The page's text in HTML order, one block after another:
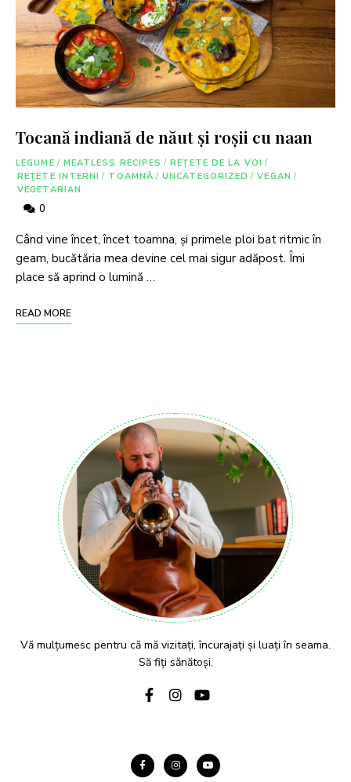
Tocană indiană de năut și roșii cu naan
LEGUME / MEATLESS RECIPES / REȚETE DE LA VOI /
REȚETE INTERNI / TOAMNĂ / UNCATEGORIZED / VEGAN /
VEGETARIAN
0
Când vine încet, încet toamna, și primele ploi bat ritmic în
geam, bucătăria mea devine cel mai sigur adăpost. Îmi
place să aprind o lumină …
READ MORE
Vă mulțumesc pentru că mă vizitați, încurajați și luați în seama.
Să fiți sănătoși.